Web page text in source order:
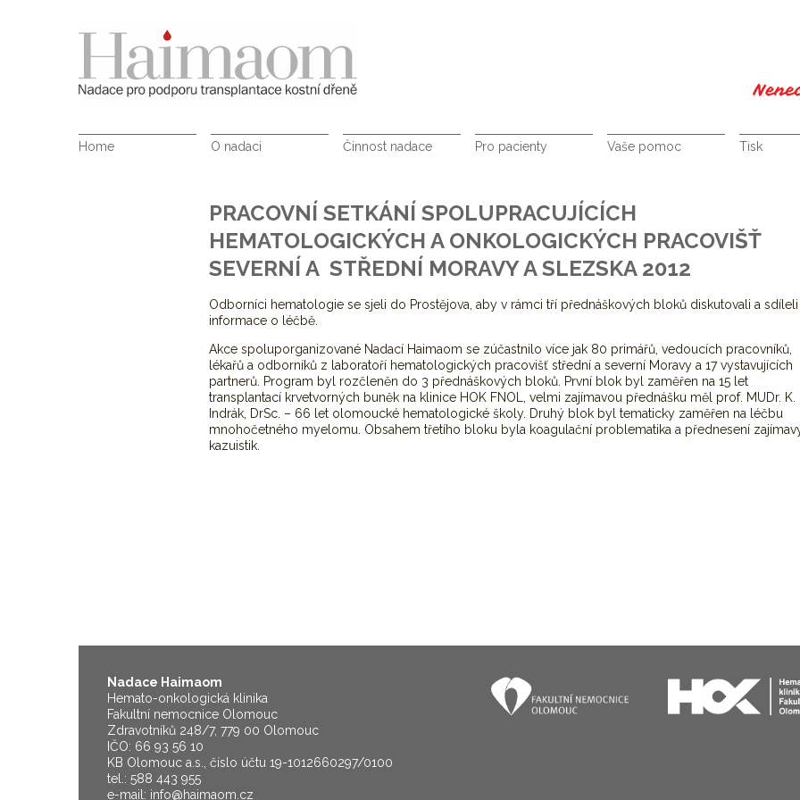
Home O nadaci Činnost nadace Pro pacienty Vaše pomoc Tisk
PRACOVNÍ SETKÁNÍ SPOLUPRACUJÍCÍCH
HEMATOLOGICKÝCH A ONKOLOGICKÝCH PRACOVIŠŤ
SEVERNÍ A STŘEDNÍ MORAVY A SLEZSKA 2012
Odborníci hematologie se sjeli do Prostějova, aby v rámci tří přednáškových bloků diskutovali a sdíleli
informace o léčbě.
Akce spoluporganizované Nadací Haimaom se zúčastnilo více jak 80 primářů, vedoucích pracovníků,
lékařů a odborníků z laboratoří hematologických pracovišť střední a severní Moravy a 17 vystavujících
partnerů. Program byl rozčleněn do 3 přednáškových bloků. První blok byl zaměřen na 15 let
transplantací krvetvorných buněk na klinice HOK FNOL, velmi zajímavou přednášku měl prof. MUDr. K.
Indrák, DrSc. – 66 let olomoucké hematologické školy. Druhý blok byl tematicky zaměřen na léčbu
mnohočetného myelomu. Obsahem třetího bloku byla koagulační problematika a přednesení
kazuistik.
Nadace Haimaom
Hemato-onkologická klinika
Fakultní nemocnice Olomouc
Zdravotníků 248/7, 779 00 Olomouc
IČO: 66 93 56 10
KB Olomouc a.s., číslo účtu 19-1012660297/0100
tel.: 588 443 955
e-mail: info@haimaom.cz